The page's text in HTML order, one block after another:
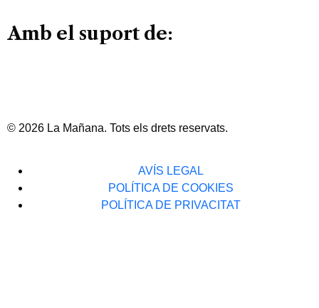
Amb el suport de:
© 2026 La Mañana. Tots els drets reservats.
AVÍS LEGAL
POLÍTICA DE COOKIES
POLÍTICA DE PRIVACITAT